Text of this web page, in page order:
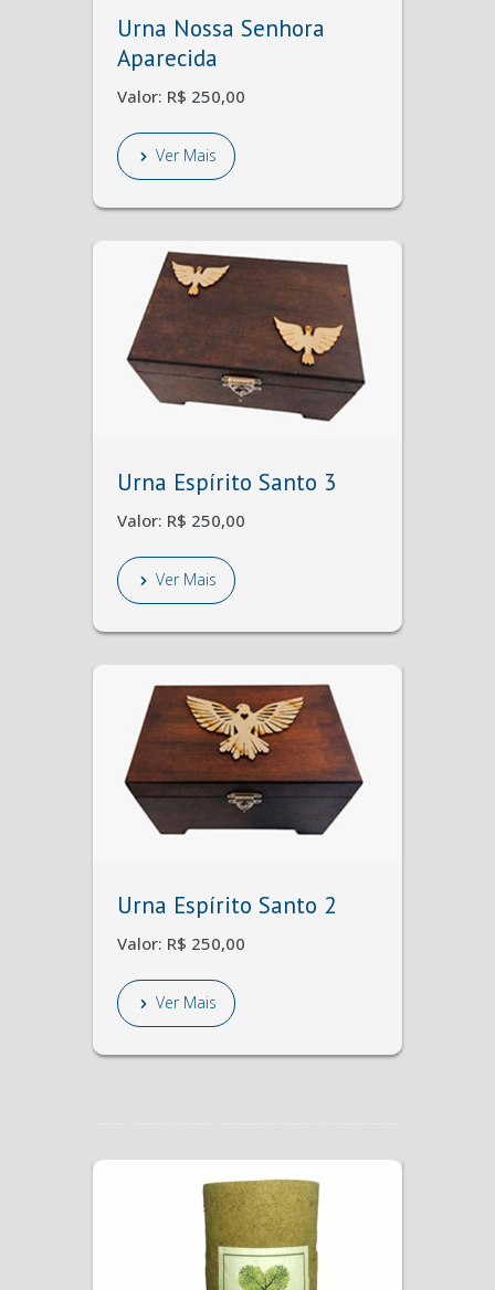
Urna Nossa Senhora
Aparecida
Valor: R$ 250,00
Ver Mais
Urna Espírito Santo 3
Valor: R$ 250,00
Ver Mais
Urna Espírito Santo 2
Valor: R$ 250,00
Ver Mais